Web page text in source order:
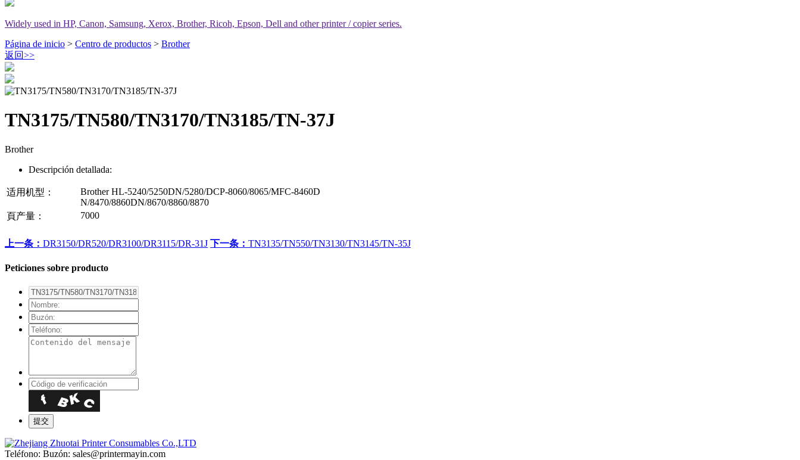
Widely used in HP, Canon, Samsung, Xerox, Brother, Ricoh, Epson, Dell and other printer / copier series.
Página de inicio > Centro de productos > Brother
返回>>
TN3175/TN580/TN3170/TN3185/TN-37J
Brother
Descripción detallada:
适用机型：
Brother HL-5240/5250DN/5280/DCP-8060/8065/MFC-8460D
N/8470/8860DN/8670/8860/8870
頁产量：
7000
上一条： DR3150/DR520/DR3100/DR3115/DR-31J 下一条： TN3135/TN550/TN3130/TN3145/TN-35J
Peticiones sobre producto
Teléfono: Buzón: sales@printermayin.com